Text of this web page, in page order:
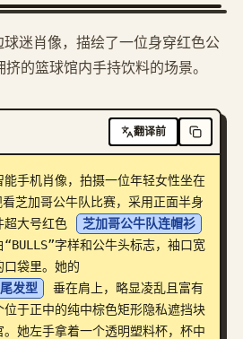
迷肖像，描绘了一位身穿红色公
的篮球馆内手持饮料的场景。
翻译前
手机肖像，拍摄一位年轻女性坐在
芝加哥公牛队比赛，采用正面半身
超大号红色
芝加哥公牛队连帽衫
字样和公牛头标志，袖口宽
口袋里。她的
发型
垂在肩上，略显凌乱且富有
于正中的纯中棕色矩形隐私遮挡块
她左手拿着一个透明塑料杯，杯中